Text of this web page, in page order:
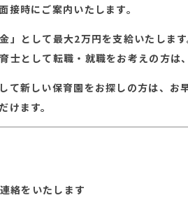
接時にご案内いたします。
」として最大2万円を支給いたします
士として転職・就職をお考えの方は
新しい保育園をお探しの方は、お
けます。
絡をいたします